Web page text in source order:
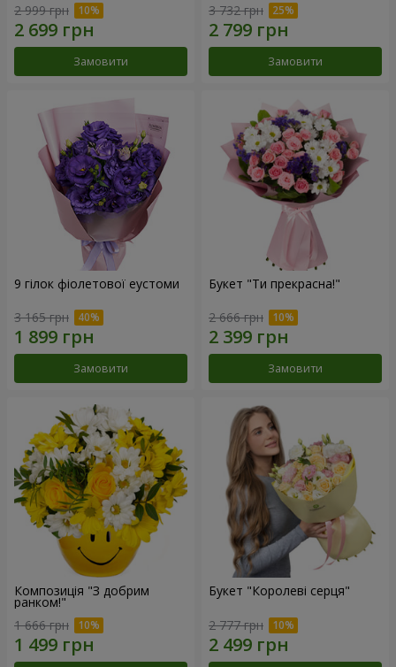
2 999 грн
Замовити
3 732 грн
Замовити
9 гілок фіолетової еустоми
3 165 грн
Замовити
Букет "Ти прекрасна!"
2 666 грн
Замовити
Композиція "З добрим
ранком!"
1 666 грн
Букет "Королеві серця"
2 777 грн